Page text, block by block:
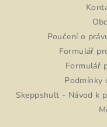
Poučení o
Formulář
Formulář
Podmínky
Skeppshult - Návod k